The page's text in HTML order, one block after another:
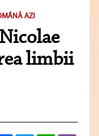
AZI
limbii